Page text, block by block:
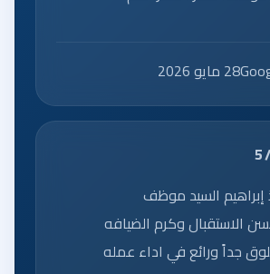
28 مايو 2026
إبراهيم السيد موظف
الاستقبال وكرم الضيافه
جداً ورائع في اداء عمله